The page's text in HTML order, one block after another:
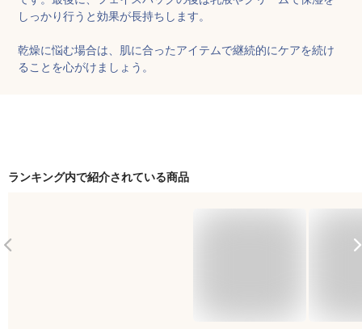
しっかり行うと効果が長持ちします。
乾燥に悩む場合は、肌に合ったアイテムで継続的にケアを続け
ることを心がけましょう。
ランキング内で紹介されている商品